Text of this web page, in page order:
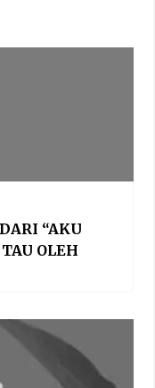
“AKU
OLEH